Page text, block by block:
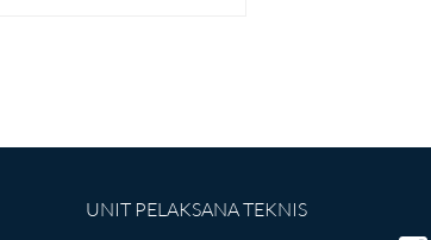
UNIT PELAKSANA TEKNIS